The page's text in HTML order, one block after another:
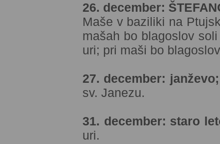
26. december:
Maše v baziliki na
mašah bo blagoslov
uri; pri maši bo
27. december: janževo;
sv. Janezu.
31. december: staro
uri.